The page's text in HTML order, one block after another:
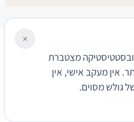
צור קשר נגישותפרטיות
מצטברת
אין מעקב אישי, אין
גולש מסוים.
×